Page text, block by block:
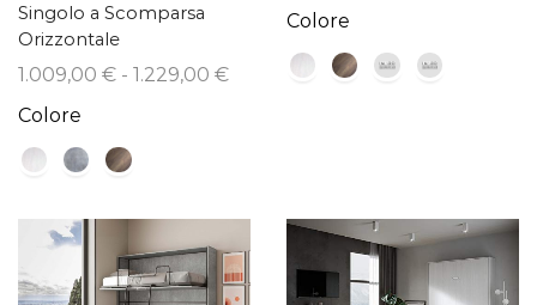
Singolo a Scomparsa
Orizzontale
1.009,00 € - 1.229,00 €Fascia
a
1.229,00 €
Colore
era:
Colore